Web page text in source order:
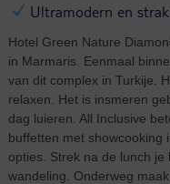
Ultramodern en strak
Hotel Green Nature
in Marmaris. Eenmaal
van dit complex in Turkije.
relaxen. Het is insmeren
dag luieren. All Inclusive
buffetten met showcooking
opties. Strek na de lunch
wandeling. Onderweg